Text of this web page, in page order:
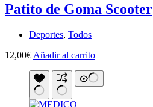
Patito de Goma Scooter
Deportes, Todos
12,00€ Añadir al carrito